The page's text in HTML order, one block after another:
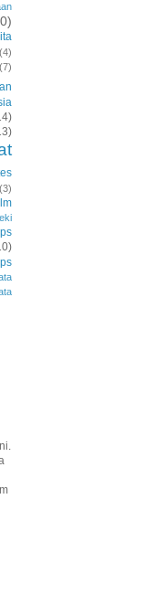
(4)
(7)
(3)